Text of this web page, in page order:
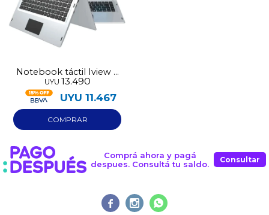
Notebook táctil Iview 2
en 1 128GB 8GB RAM
UYU 13.490
UYU 11.467
Comprá ahora y pagá
despues. Consultá tu saldo.
Consultar
  